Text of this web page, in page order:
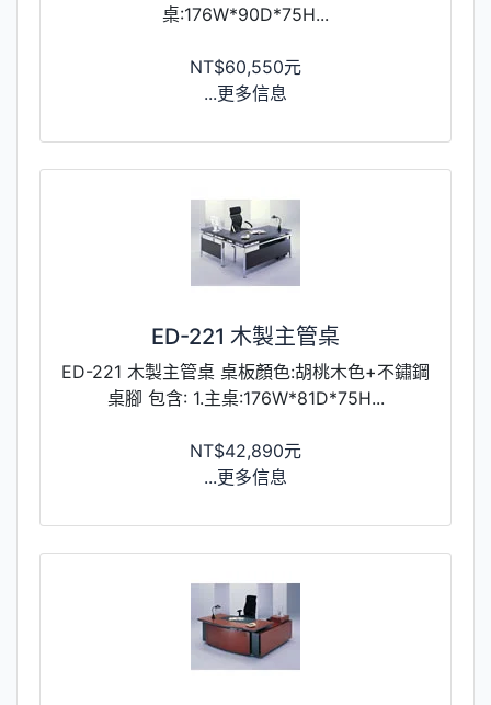
桌:176W*90D*75H...
NT$60,550元
...更多信息
ED-221 木製主管桌
ED-221 木製主管桌 桌板顏色:胡桃木色+不鏽鋼
桌腳 包含: 1.主桌:176W*81D*75H...
NT$42,890元
...更多信息